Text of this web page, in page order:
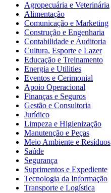
Agropecuária e Veterinária
Alimentação
Comunicação e Marketing
Construção e Engenharia
Contabilidade e Auditoria
Cultura, Esporte e Lazer
Educação e Treinamento
Energia e Utilities
Eventos e Cerimonial
Apoio Operacional
Finanças e Seguros
Gestão e Consultoria
Jurídico
Limpeza e Higienização
Manutenção e Peças
Meio Ambiente e Resíduos
Saúde
Segurança
Suprimentos e Expediente
Tecnologia da Informação
Transporte e Logística